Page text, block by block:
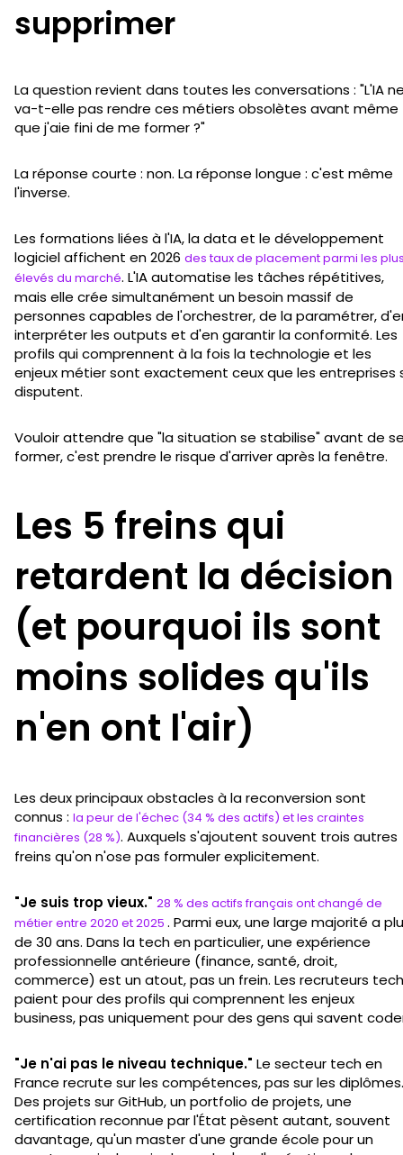
supprimer
La question revient dans toutes les conversations : "L'IA
va-t-elle pas rendre ces métiers obsolètes avant même
que j'aie fini de me former ?"
La réponse courte : non. La réponse longue : c'est même
l'inverse.
Les formations liées à l'IA, la data et le développement
logiciel affichent en 2026 des taux de placement parmi les
élevés du marché. L'IA automatise les tâches répétitives,
mais elle crée simultanément un besoin massif de
personnes capables de l'orchestrer, de la paramétrer,
interpréter les outputs et d'en garantir la conformité. Les
profils qui comprennent à la fois la technologie et les
enjeux métier sont exactement ceux que les entreprises
disputent.
Vouloir attendre que "la situation se stabilise" avant de
former, c'est prendre le risque d'arriver après la fenêtre.
Les 5 freins qui
retardent la décision
(et pourquoi ils sont
moins solides qu'ils
n'en ont l'air)
Les deux principaux obstacles à la reconversion sont
connus : la peur de l'échec (34 % des actifs) et les craintes
financières (28 %). Auxquels s'ajoutent souvent trois autres
freins qu'on n'ose pas formuler explicitement.
"Je suis trop vieux." 28 % des actifs français ont changé de
métier entre 2020 et 2025 . Parmi eux, une large majorité a
de 30 ans. Dans la tech en particulier, une expérience
professionnelle antérieure (finance, santé, droit,
commerce) est un atout, pas un frein. Les recruteurs tech
paient pour des profils qui comprennent les enjeux
business, pas uniquement pour des gens qui savent
"Je n'ai pas le niveau technique." Le secteur tech en
France recrute sur les compétences, pas sur les diplômes.
Des projets sur GitHub, un portfolio de projets, une
certification reconnue par l'État pèsent autant, souvent
davantage, qu'un master d'une grande école pour un